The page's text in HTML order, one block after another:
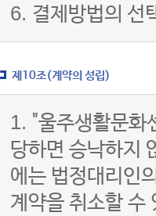
6. 결제방법의 선
제10조(계약의 성립)
1. "울주생활문화
당하면 승낙하지
에는 법정대리인
계약을 취소할 수